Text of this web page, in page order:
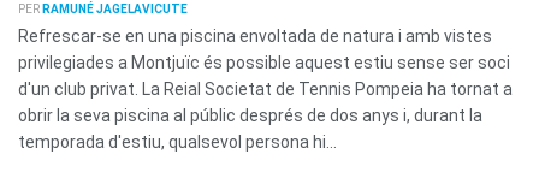
PER RAMUNÉ JAGELAVICUTE
Refrescar-se en una piscina envoltada de natura i amb vistes
privilegiades a Montjuïc és possible aquest estiu sense ser soci
d'un club privat. La Reial Societat de Tennis Pompeia ha tornat a
obrir la seva piscina al públic després de dos anys i, durant la
temporada d'estiu, qualsevol persona hi...